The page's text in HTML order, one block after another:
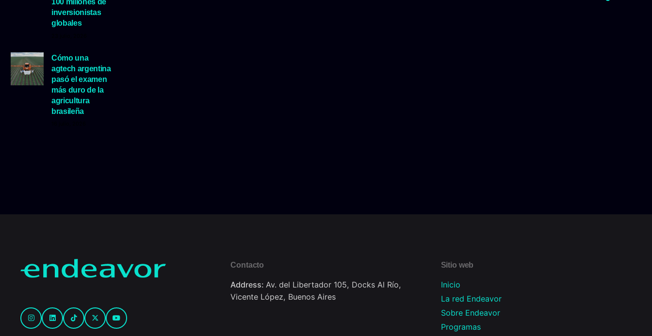
inversionistas
globales
Cómo una
agtech argentina
pasó el examen
más duro de la
agricultura
brasileña
Contacto
Address: Av. del Libertador 105, Docks Al Río,
Vicente López, Buenos Aires
Sitio web
Inicio
La red Endeavor
Sobre Endeavor
Programas